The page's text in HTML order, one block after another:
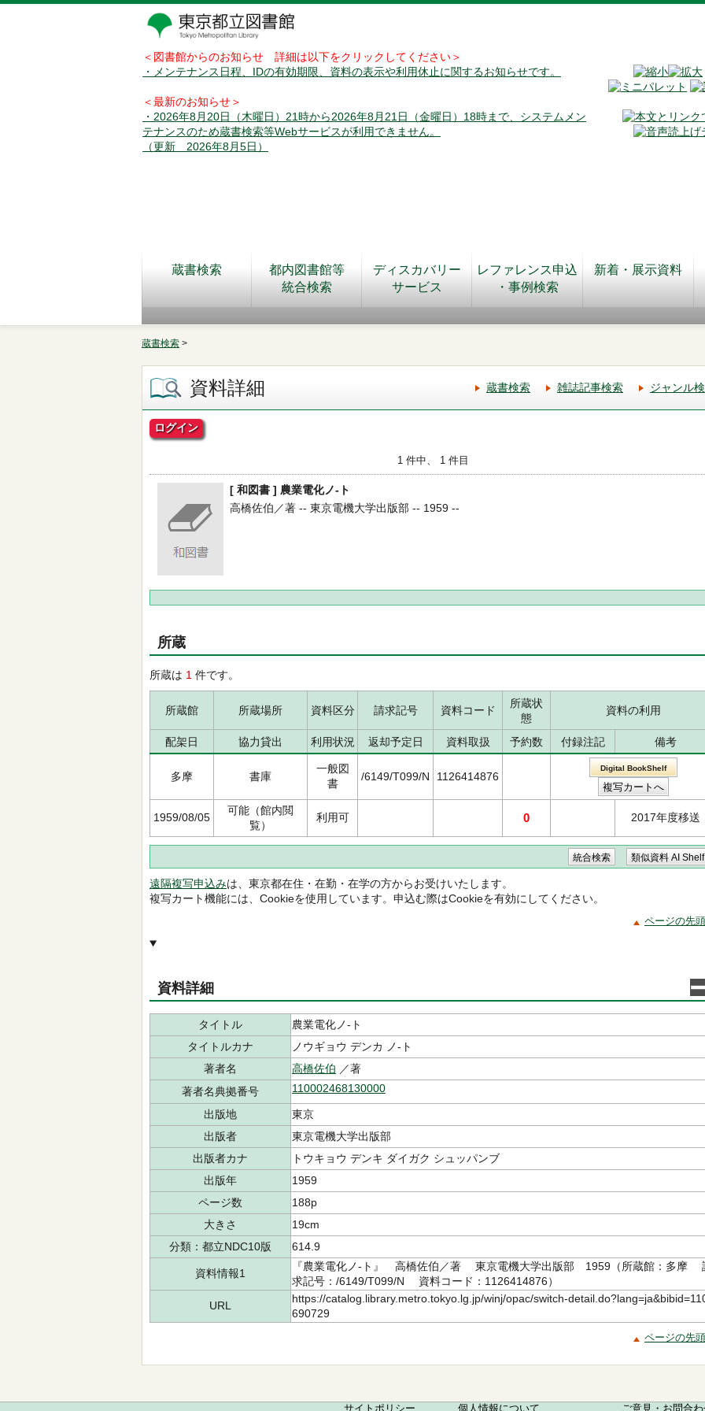
＜図書館からのお知らせ 詳細は以下をクリックしてください＞
・メンテナンス日程、IDの有効期限、資料の表示や利用休止に関するお知らせです。
＜最新のお知らせ＞
・2026年8月20日（木曜日）21時から2026年8月21日（金曜日）18時まで、システムメン
テナンスのため蔵書検索等Webサービスが利用できません。
（更新 2026年8月5日）
蔵書検索
都内図書館等
統合検索
ディスカバリー
サービス
レファレンス申込
・事例検索
新着・展示資料
蔵書検索 >
資料詳細 蔵書検索 雑誌記事検索 ジャンル
ログイン
1 件中、 1 件目
[ 和図書 ] 農業電化ノ-ト
高橋佐伯／著 -- 東京電機大学出版部 -- 1959 --
所蔵
所蔵は 1 件です。
所蔵館 所蔵場所 資料区分 請求記号 資料コード
所蔵状
態
資料の利用
配架日 協力貸出 利用状況 返却予定日 資料取扱 予約数 付録注記 備考
多摩 書庫
一般図
書
/6149/T099/N 1126414876
Digital BookShelf
1959/08/05
可能（館内閲
覧）
利用可 0 2017年度移送
遠隔複写申込みは、東京都在住・在勤・在学の方からお受けいたします。
複写カート機能には、Cookieを使用しています。申込む際はCookieを有効にしてください。
ページの先
資料詳細
タイトル
農業電化ノ-ト
タイトルカナ
ノウギョウ デンカ ノ-ト
著者名
高橋佐伯 ／著
著者名典拠番号
110002468130000
出版地
東京
出版者
東京電機大学出版部
出版者カナ
トウキョウ デンキ ダイガク シュッパンブ
出版年
1959
ページ数
188p
大きさ
19cm
分類：都立NDC10版
614.9
資料情報1
『農業電化ノ-ト』 高橋佐伯／著 東京電機大学出版部 1959（所蔵館：多摩
求記号：/6149/T099/N 資料コード：1126414876）
URL
https://catalog.library.metro.tokyo.lg.jp/winj/opac/switch-
690729
ページの先
サイトポリシー 個人情報について ご意見・お問合